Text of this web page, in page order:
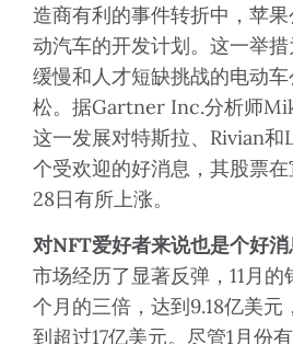
造商有利的事件转折中，苹
动汽车的开发计划。这一举
缓慢和人才短缺挑战的电动
松。据Gartner Inc.分析师
这一发展对特斯拉、Rivian
个受欢迎的好消息，其股票
28日有所上涨。
对NFT爱好者来说也是个好消
市场经历了显著反弹，11月
个月的三倍，达到9.18亿美元
到超过17亿美元。尽管1月份